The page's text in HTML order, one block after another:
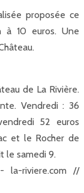
proposée ce
à 10 euros. Une
de La Rivière.
Vendredi : 36
52 euros
et le Rocher de
le samedi 9.
la-riviere.com //